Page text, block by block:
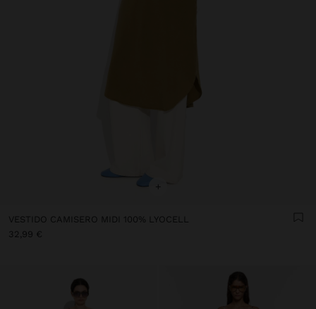
+
VESTIDO CAMISERO MIDI 100% LYOCELL
32,99 €